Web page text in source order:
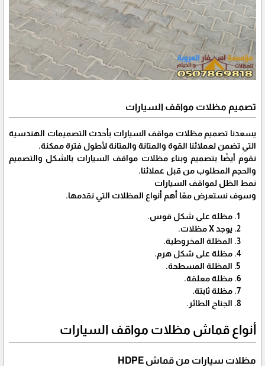
تصميم مظلات مواقف السيارات
يسعدنا تصميم مظلات مواقف السيارات بأحدث التصميمات الهندسية
التي تضمن لعملائنا القوة والمتانة والمتانة لأطول فترة ممكنة.
نقوم أيضًا بتصميم وبناء مظلات مواقف السيارات بالشكل والتصميم
والحجم المطلوب من قبل عملائنا.
نمط الظل لمواقف السيارات
وسوف نستعرض معًا أهم أنواع المظلات التي نقدمها.
مظلة على شكل قوس.
يوجد X مظلات.
المظلة المخروطية.
مظلة على شكل هرم.
المظلة المسطحة.
مظلة معلقة.
مظلة ثابتة.
الجناح الطائر.
أنواع قماش مظلات مواقف السيارات
مظلات سيارات من قماش HDPE